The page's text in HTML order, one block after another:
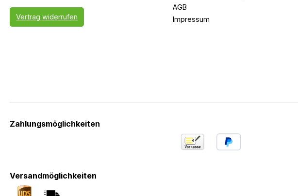
Vertrag widerrufen
AGB
Impressum
Zahlungsmöglichkeiten
Versandmöglichkeiten